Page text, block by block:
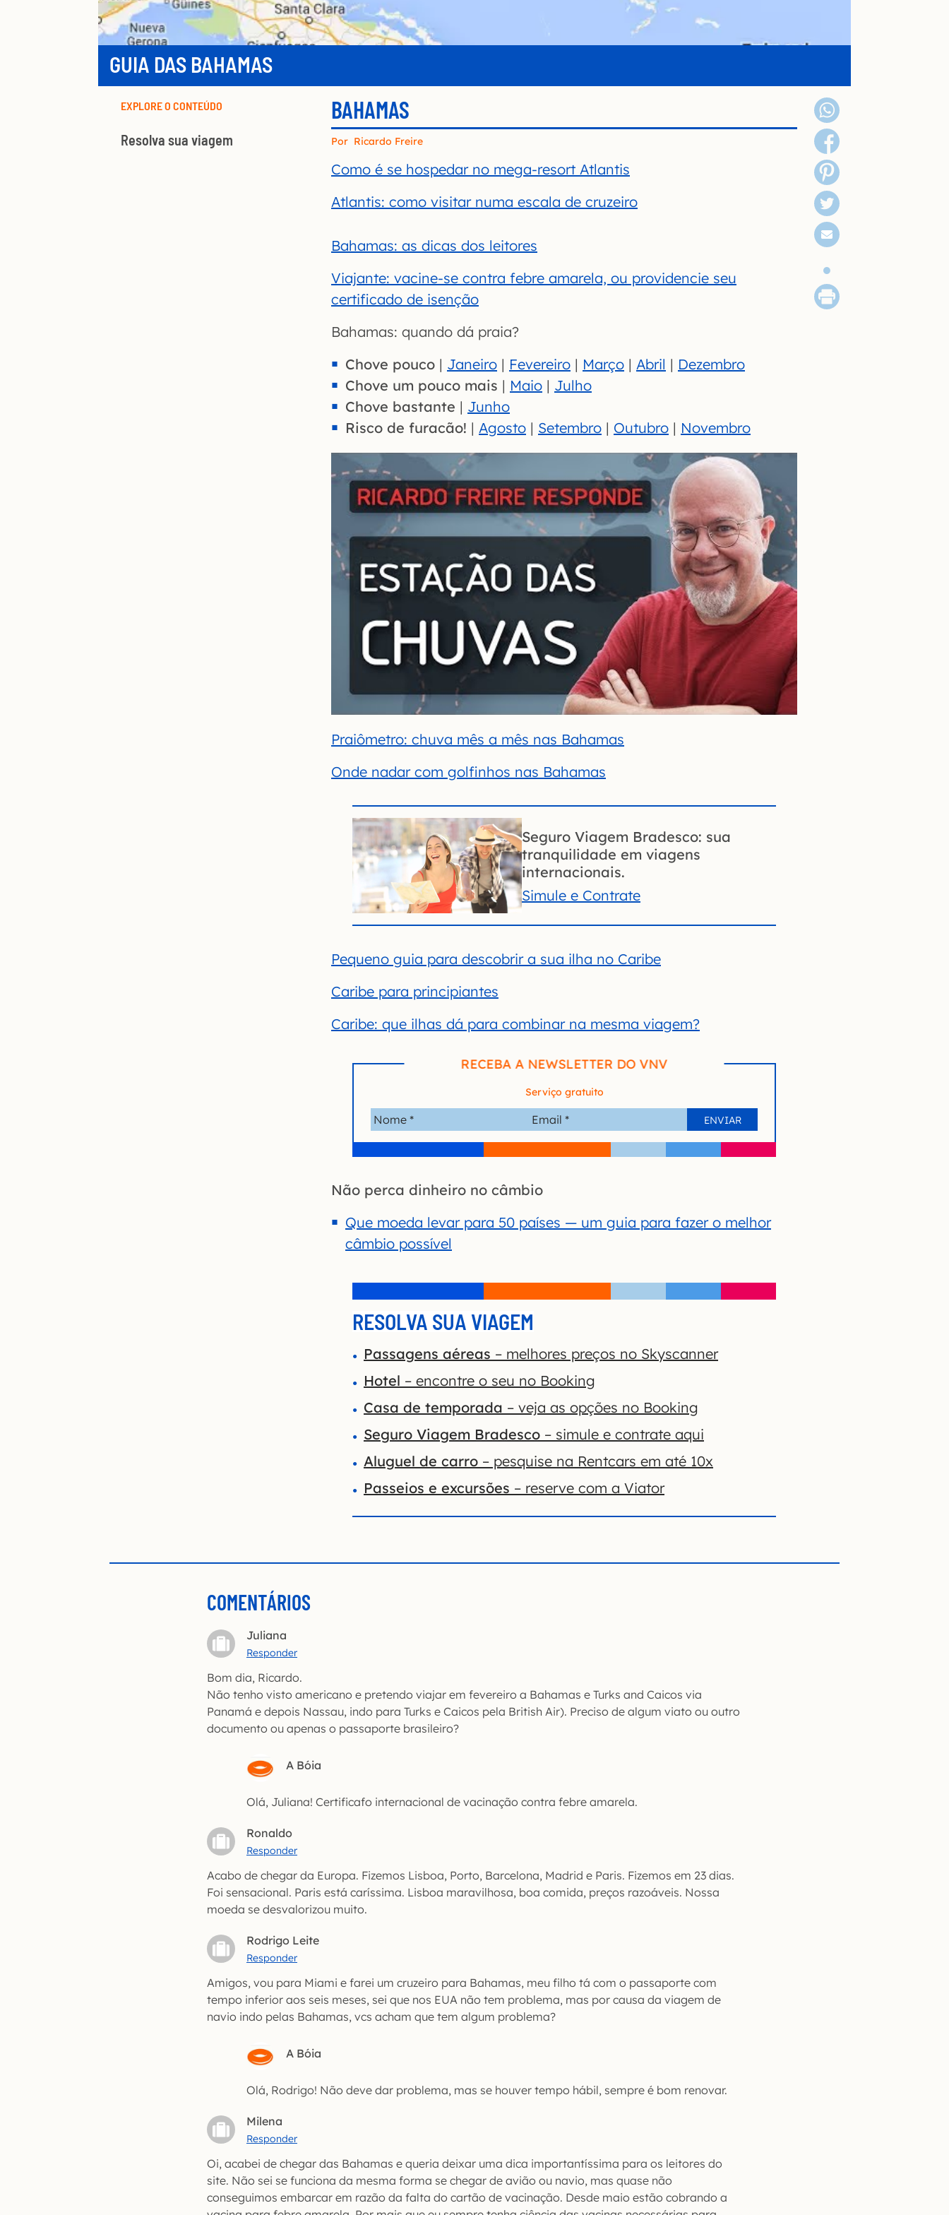
GUIA DAS BAHAMAS
EXPLORE O CONTEÚDO
Resolva sua viagem
BAHAMAS
Por Ricardo Freire
Como é se hospedar no mega-resort Atlantis
Atlantis: como visitar numa escala de cruzeiro
Bahamas: as dicas dos leitores
Viajante: vacine-se contra febre amarela, ou providencie seu
certificado de isenção
Bahamas: quando dá praia?
Chove pouco | Janeiro | Fevereiro | Março | Abril | Dezembro
Chove um pouco mais | Maio | Julho
Chove bastante | Junho
Risco de furacão! | Agosto | Setembro | Outubro | Novembro
Praiômetro: chuva mês a mês nas Bahamas
Onde nadar com golfinhos nas Bahamas
Seguro Viagem Bradesco: sua
tranquilidade em viagens
internacionais.
Simule e Contrate
Pequeno guia para descobrir a sua ilha no Caribe
Caribe para principiantes
Caribe: que ilhas dá para combinar na mesma viagem?
RECEBA A NEWSLETTER DO VNV
Serviço gratuito
Não perca dinheiro no câmbio
Que moeda levar para 50 países — um guia para fazer o melhor
câmbio possível
RESOLVA SUA VIAGEM
Passagens aéreas – melhores preços no Skyscanner
Hotel – encontre o seu no Booking
Casa de temporada – veja as opções no Booking
Seguro Viagem Bradesco – simule e contrate aqui
Aluguel de carro – pesquise na Rentcars em até 10x
Passeios e excursões – reserve com a Viator
COMENTÁRIOS
Juliana
Responder
Bom dia, Ricardo.
Não tenho visto americano e pretendo viajar em fevereiro a Bahamas e Turks and Caicos via
Panamá e depois Nassau, indo para Turks e Caicos pela British Air). Preciso de algum viato ou outro
documento ou apenas o passaporte brasileiro?
A Bóia
Olá, Juliana! Certificafo internacional de vacinação contra febre amarela.
Ronaldo
Responder
Acabo de chegar da Europa. Fizemos Lisboa, Porto, Barcelona, Madrid e Paris. Fizemos em 23 dias.
Foi sensacional. Paris está caríssima. Lisboa maravilhosa, boa comida, preços razoáveis. Nossa
moeda se desvalorizou muito.
Rodrigo Leite
Responder
Amigos, vou para Miami e farei um cruzeiro para Bahamas, meu filho tá com o passaporte com
tempo inferior aos seis meses, sei que nos EUA não tem problema, mas por causa da viagem de
navio indo pelas Bahamas, vcs acham que tem algum problema?
A Bóia
Olá, Rodrigo! Não deve dar problema, mas se houver tempo hábil, sempre é bom renovar.
Milena
Responder
Oi, acabei de chegar das Bahamas e queria deixar uma dica importantíssima para os leitores do
site. Não sei se funciona da mesma forma se chegar de avião ou navio, mas quase não
conseguimos embarcar em razão da falta do cartão de vacinação. Desde maio estão cobrando a